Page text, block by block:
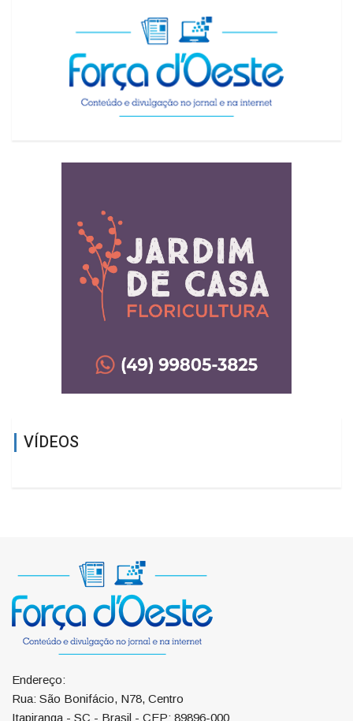
VÍDEOS
Endereço:
Rua: São Bonifácio, N78, Centro
Itapiranga - SC - Brasil - CEP: 89896-000